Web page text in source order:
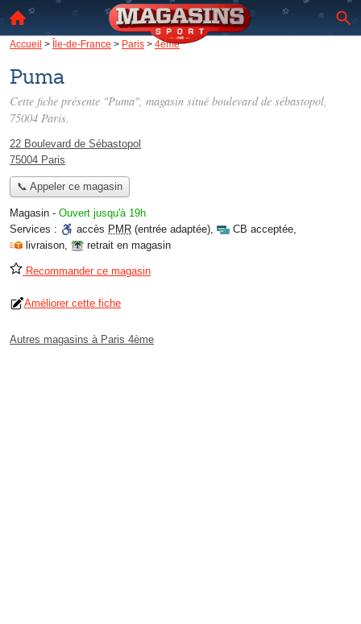
Accueil > Île-de-France > Paris > 4ème
Puma
Cette fiche présente "Puma", magasin situé boulevard de sébastopol,
75004 Paris.
22 Boulevard de Sébastopol
75004 Paris
📞 Appeler ce magasin
Magasin - Ouvert jusqu'à 19h
Services :
accès PMR (entrée adaptée), CB acceptée,
livraison, retrait en magasin
Recommander ce magasin
Améliorer cette fiche
Autres magasins à Paris 4ème